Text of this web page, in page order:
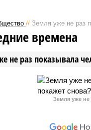
не удастся решить без
согласия
народа.
// Земля уже не раз
не раз показывала
времена
Земля уже не